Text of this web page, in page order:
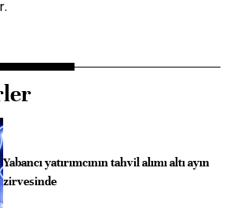
Yabancı yatırımcının tahvil alımı altı ayın
zirvesinde